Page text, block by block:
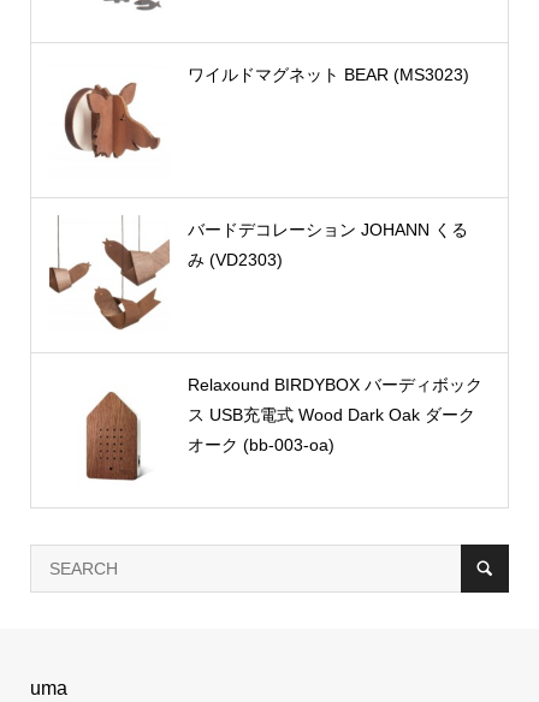
ワイルドマグネット BEAR (MS3023)
バードデコレーション JOHANN くる
み (VD2303)
Relaxound BIRDYBOX バーディボック
ス USB充電式 Wood Dark Oak ダーク
オーク (bb-003-oa)
uma